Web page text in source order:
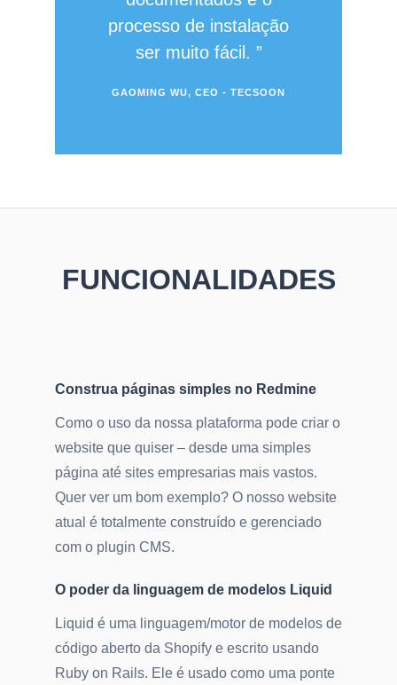
processo de instalação
ser muito fácil.
GAOMING WU, CEO - TECSOON
FUNCIONALIDADES
Construa páginas simples no Redmine
Como o uso da nossa plataforma pode criar o
website que quiser – desde uma simples
página até sites empresarias mais vastos.
Quer ver um bom exemplo? O nosso website
atual é totalmente construído e gerenciado
com o plugin CMS.
O poder da linguagem de modelos Liquid
Liquid é uma linguagem/motor de modelos de
código aberto da Shopify e escrito usando
Ruby on Rails. Ele é usado como uma ponte